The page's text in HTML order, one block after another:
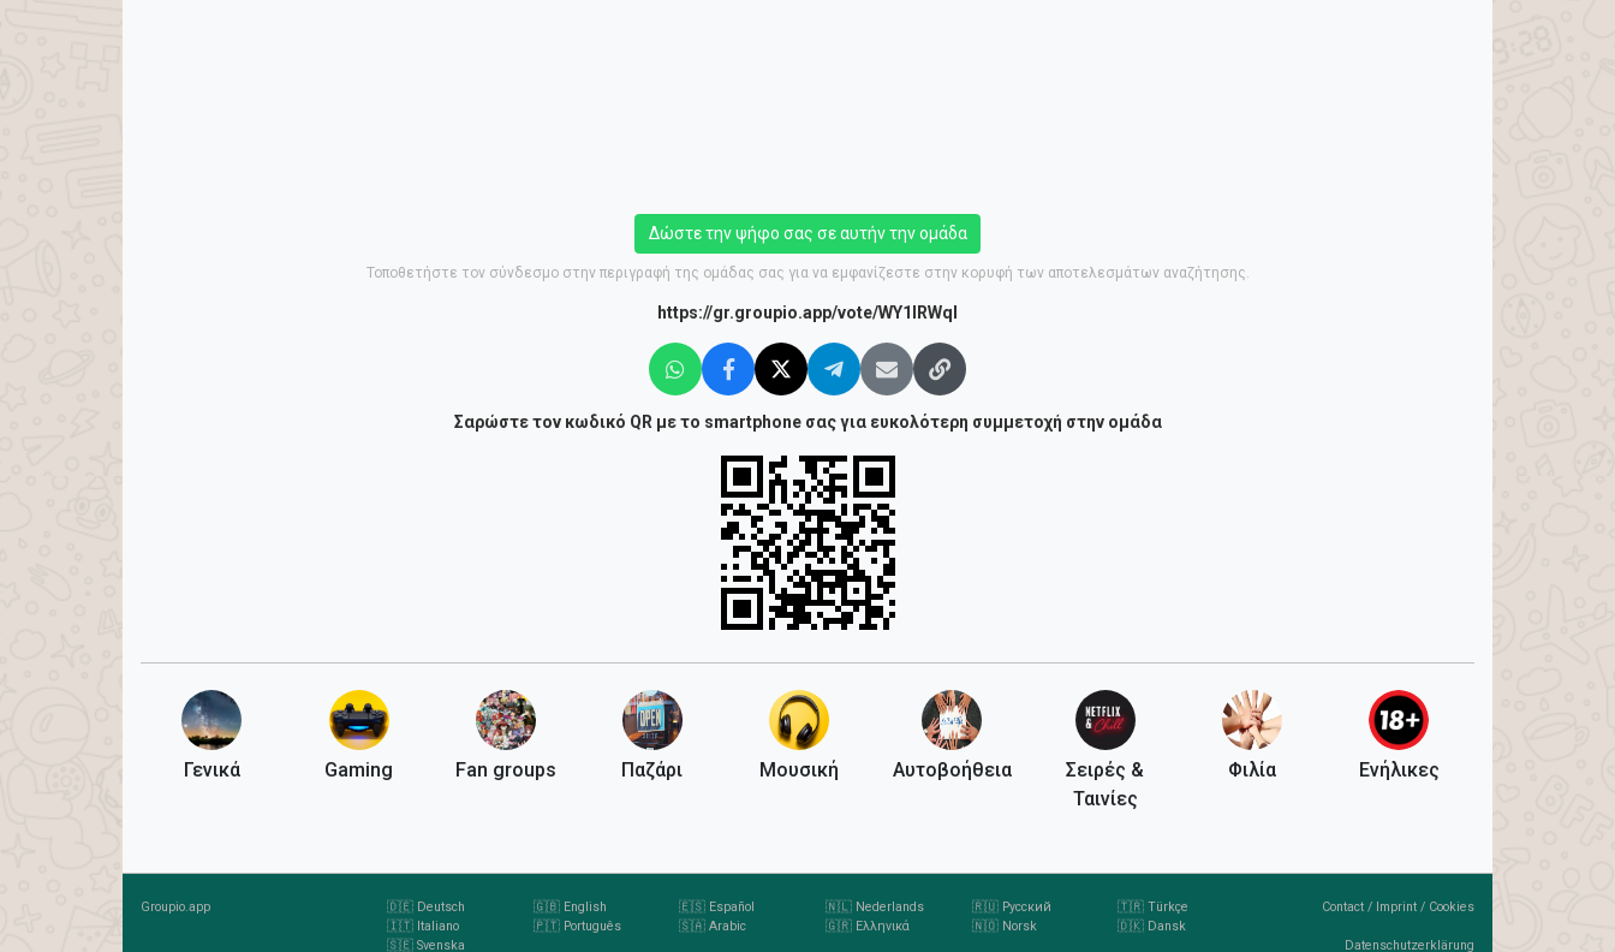
Δώστε την ψήφο σας σε αυτήν την ομάδα
Τοποθετήστε τον σύνδεσμο στην περιγραφή της ομάδας σας για να εμφανίζεστε στην κορυφή των αποτελεσμάτων αναζήτησης.
https://gr.groupio.app/vote/WY1lRWql
Σαρώστε τον κωδικό QR με το smartphone σας για ευκολότερη συμμετοχή στην ομάδα
Γενικά Gaming Fan groups Παζάρι Μουσική Αυτοβοήθεια
Σειρές &
Ταινίες
Φιλία Ενήλικες
Groupio.app 🇩🇪 Deutsch 🇬🇧 English 🇪🇸 Español 🇳🇱 Nederlands 🇷🇺 Русский
🇹🇷 Türkçe
🇮🇹 Italiano
🇵🇹 Português 🇸🇦 Arabic 🇬🇷 Ελληνικά 🇳🇴 Norsk
🇩🇰 Dansk
🇸🇪 Svenska
Contact / Imprint / Cookies
Datenschutzerklärung